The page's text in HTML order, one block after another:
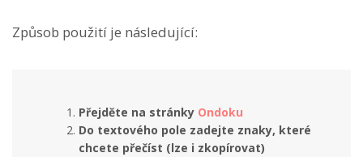
Způsob použití je následující:
Přejděte na stránky Ondoku
Do textového pole zadejte znaky, které
chcete přečíst (lze i zkopírovat)